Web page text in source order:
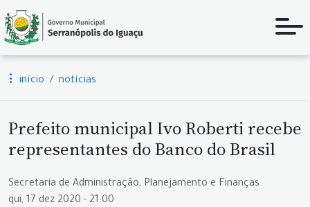
início notícias
Prefeito municipal Ivo Roberti recebe
representantes do Banco do Brasil
Secretaria de Administração, Planejamento e Finanças
qui, 17 dez 2020 - 21:00